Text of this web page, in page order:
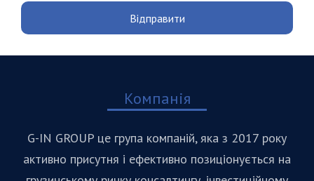
Відправити
Компанія
G-IN GROUP це група компаній, яка з 2017 року
активно присутня і ефективно позиціонується на